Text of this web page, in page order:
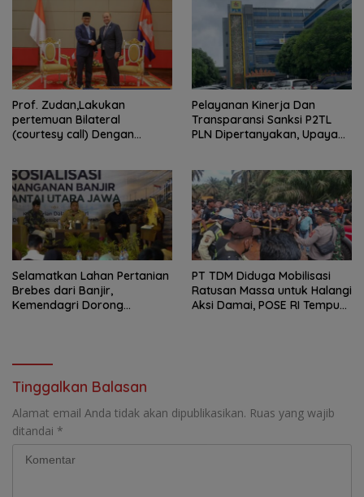
Prof. Zudan,Lakukan
pertemuan Bilateral
(courtesy call) Dengan
Siapkan Indonesia Jadi Pusat
Kolaborasi ASN ASEAN
Pelayanan Kinerja Dan
Transparansi Sanksi P2TL
PLN Dipertanyakan, Upaya
Selamatkan Lahan Pertanian
Brebes dari Banjir,
Kemendagri Dorong
PT TDM Diduga Mobilisasi
Ratusan Massa untuk Halangi
Aksi Damai, POSE RI Tempuh
Tinggalkan Balasan
Alamat email Anda tidak akan dipublikasikan. Ruas yang wajib
ditandai *